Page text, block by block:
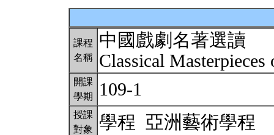
課程
名稱
中國戲劇名著選讀
Classical
開課
學期
109-1
授課
對象
學程 亞洲藝術學程